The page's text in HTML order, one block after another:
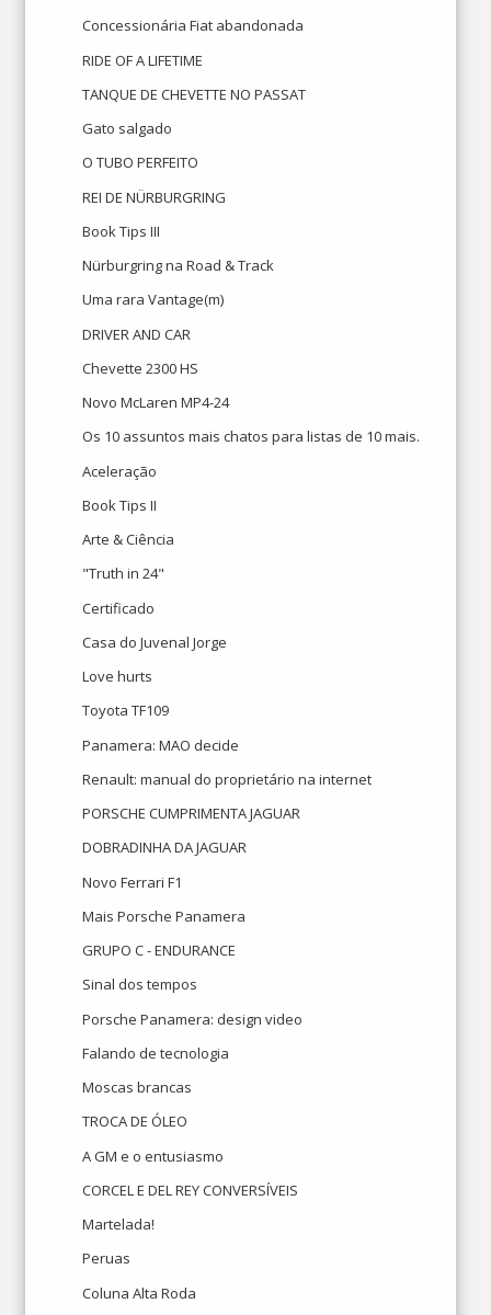
Concessionária Fiat abandonada
RIDE OF A LIFETIME
TANQUE DE CHEVETTE NO PASSAT
Gato salgado
O TUBO PERFEITO
REI DE NÜRBURGRING
Book Tips III
Nürburgring na Road & Track
Uma rara Vantage(m)
DRIVER AND CAR
Chevette 2300 HS
Novo McLaren MP4-24
Os 10 assuntos mais chatos para listas de 10 mais.
Aceleração
Book Tips II
Arte & Ciência
"Truth in 24"
Certificado
Casa do Juvenal Jorge
Love hurts
Toyota TF109
Panamera: MAO decide
Renault: manual do proprietário na internet
PORSCHE CUMPRIMENTA JAGUAR
DOBRADINHA DA JAGUAR
Novo Ferrari F1
Mais Porsche Panamera
GRUPO C - ENDURANCE
Sinal dos tempos
Porsche Panamera: design video
Falando de tecnologia
Moscas brancas
TROCA DE ÓLEO
A GM e o entusiasmo
CORCEL E DEL REY CONVERSÍVEIS
Martelada!
Peruas
Coluna Alta Roda